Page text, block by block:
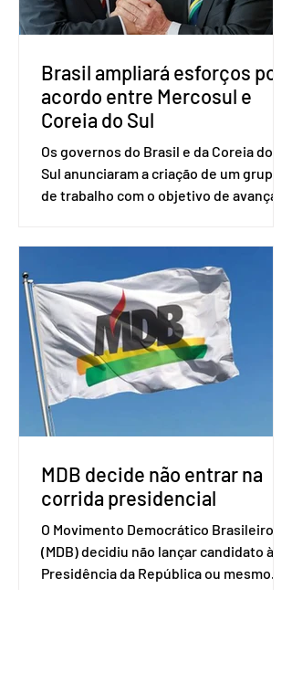
administração de empresas pela
Fundaç
Brasil ampliará esforços por
acordo entre Mercosul e
Coreia do Sul
Os governos do Brasil e da Coreia do
Sul anunciaram a criação de um grupo
de trabalho com o objetivo de avançar
Uruguai, além de outros países
associados. “Decidimos criar um grupo
de trabalho que vai identificar
sensibilidades dos dois lados e evitar
que elas sejam um empecilho para a
retomada das negociações de um
acordo do Mercosul com a Coreia”,
disse o presiden
MDB decide não entrar na
corrida presidencial
O Movimento Democrático Brasileiro
(MDB) decidiu não lançar candidato à
Presidência da República ou mesmo